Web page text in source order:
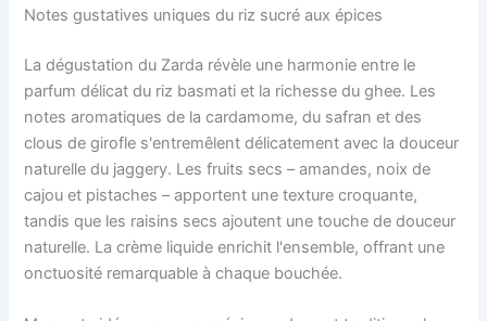
Notes gustatives uniques du riz sucré aux épices
La dégustation du Zarda révèle une harmonie entre le
parfum délicat du riz basmati et la richesse du ghee. Les
notes aromatiques de la cardamome, du safran et des
clous de girofle s'entremêlent délicatement avec la douceur
naturelle du jaggery. Les fruits secs – amandes, noix de
cajou et pistaches – apportent une texture croquante,
tandis que les raisins secs ajoutent une touche de douceur
naturelle. La crème liquide enrichit l'ensemble, offrant une
onctuosité remarquable à chaque bouchée.